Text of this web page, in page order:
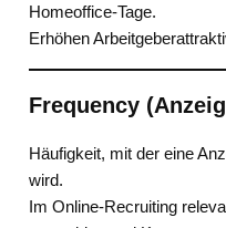
Homeoffice-Tage.
Erhöhen
Frequency
Häufigkeit, mit der eine
wird.
Im Online-Recruiting